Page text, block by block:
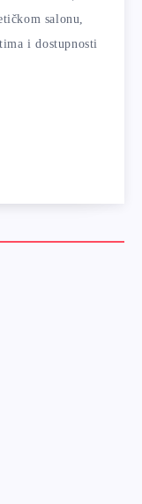
salonu,
i dostupnosti